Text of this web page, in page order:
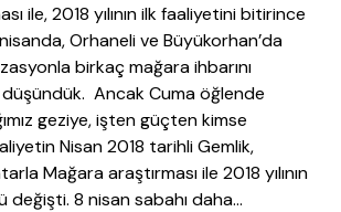
ile, 2018 yılının ilk faaliyetini bitirince
Orhaneli ve Büyükorhan’da
birkaç mağara ihbarını
Ancak Cuma öğlende
geziye, işten güçten kimse
Nisan 2018 tarihli Gemlik,
Mağara araştırması ile 2018 yılının
değişti. 8 nisan sabahı daha…